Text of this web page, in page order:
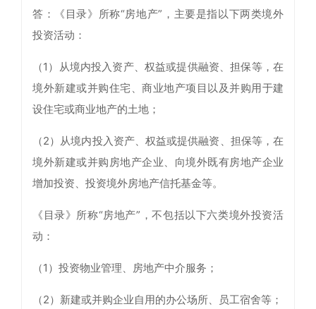
答：《目录》所称“房地产”，主要是指以下两类境外
投资活动：
（1）从境内投入资产、权益或提供融资、担保等，在
境外新建或并购住宅、商业地产项目以及并购用于建
设住宅或商业地产的土地；
（2）从境内投入资产、权益或提供融资、担保等，在
境外新建或并购房地产企业、向境外既有房地产企业
增加投资、投资境外房地产信托基金等。
《目录》所称“房地产”，不包括以下六类境外投资活
动：
（1）投资物业管理、房地产中介服务；
（2）新建或并购企业自用的办公场所、员工宿舍等；